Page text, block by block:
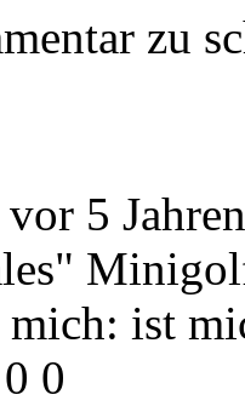
zu
vor 5 Jahren
ist
0 0